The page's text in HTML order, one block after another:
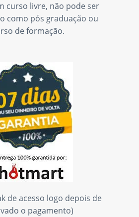
curso livre, não pode ser
como pós graduação ou
de formação.
de acesso logo depois de
o pagamento)